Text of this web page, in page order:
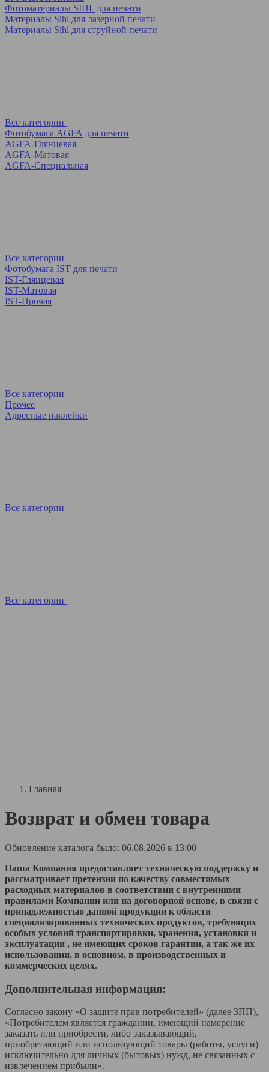
Фотоматериалы SIHL для печати
Материалы Sihl для лазерной печати
Материалы Sihl для струйной печати
Все категории
Фотобумага AGFA для печати
AGFA-Глянцевая
AGFA-Матовая
AGFA-Специальная
Все категории
Фотобумага IST для печати
IST-Глянцевая
IST-Матовая
IST-Прочая
Все категории
Прочее
Адресные наклейки
Все категории
Все категории
Главная
Возврат и обмен товара
Обновление каталога было: 06.08.2026 в 13:00
Наша Компания предоставляет техническую поддержку и
рассматривает претензии по качеству совместимых
расходных материалов в соответствии с внутренними
правилами Компании или на договорной основе, в связи с
принадлежностью данной продукции к области
специализированных технических продуктов, требующих
особых условий транспортировки, хранения, установки и
эксплуатации , не имеющих сроков гарантии, а так же их
использовании, в основном, в производственных и
коммерческих целях.
Дополнительная информация:
Согласно закону «О защите прав потребителей» (далее ЗПП),
«Потребителем является гражданин, имеющий намерение
заказать или приобрести, либо заказывающий,
приобретающий или использующий товары (работы, услуги)
исключительно для личных (бытовых) нужд, не связанных с
извлечением прибыли».